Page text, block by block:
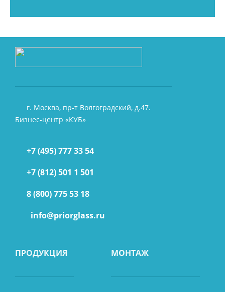
г. Москва, пр-т Волгоградский, д.47.
Бизнес-центр «КУБ»
+7 (495) 777 33 54
+7 (812) 501 1 501
8 (800) 775 53 18
info@priorglass.ru
ПРОДУКЦИЯ МОНТАЖ